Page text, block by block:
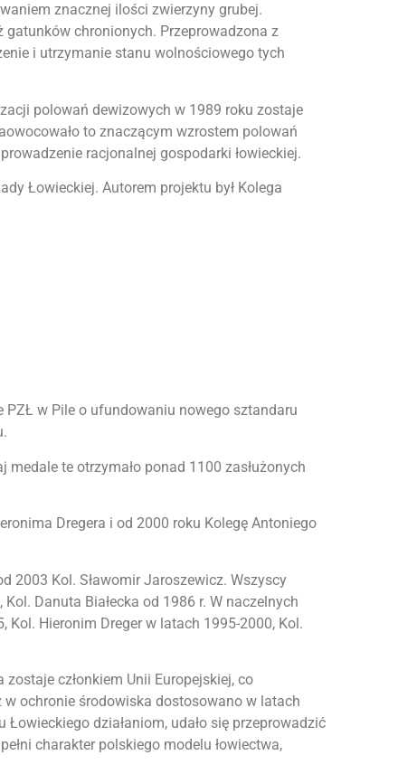
znacznej ilości zwierzyny grubej.
chronionych. Przeprowadzona z
i utrzymanie stanu wolnościowego tych
polowań dewizowych w 1989 roku zostaje
to znaczącym wzrostem polowań
racjonalnej gospodarki łowieckiej.
Łowieckiej. Autorem projektu był Kolega
PZŁ w Pile o ufundowaniu nowego sztandaru
te otrzymało ponad 1100 zasłużonych
Dregera i od 2000 roku Kolegę Antoniego
2003 Kol. Sławomir Jaroszewicz. Wszyscy
Danuta Białecka od 1986 r. W naczelnych
Hieronim Dreger w latach 1995-2000, Kol.
członkiem Unii Europejskiej, co
ochronie środowiska dostosowano w latach
działaniom, udało się przeprowadzić
charakter polskiego modelu łowiectwa,